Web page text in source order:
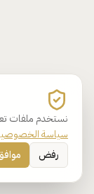
نستخدم ملفات
سياسة
رفض